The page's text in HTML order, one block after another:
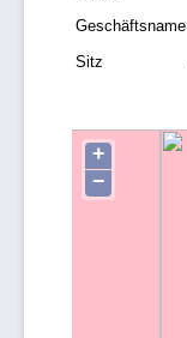
Geschäftsname
Sitz
+
−